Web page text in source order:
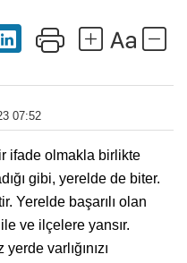
07:52
ifade olmakla birlikte
gibi, yerelde de biter.
Yerelde başarılı olan
ve ilçelere yansır.
varlığınızı